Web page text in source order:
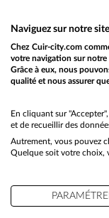
Rose Garden est
dans l’univers du
équilibre subtil
revisite les codes
féminine et
qui racontent une
Would you like
Naviguez sur notre
Chez Cuir-city.com
votre navigation sur
Grâce à eux, nous
qualité et nous assurer
En cliquant sur
et de recueillir des
Autrement, vous pouvez
Quelque soit votre choix,